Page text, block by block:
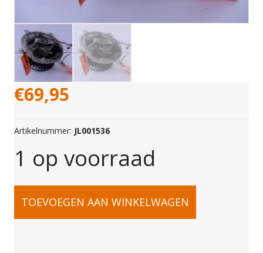
€69,95
Artikelnummer: JL001536
1 op voorraad
E-
TOEVOEGEN AAN WINKELWAGEN